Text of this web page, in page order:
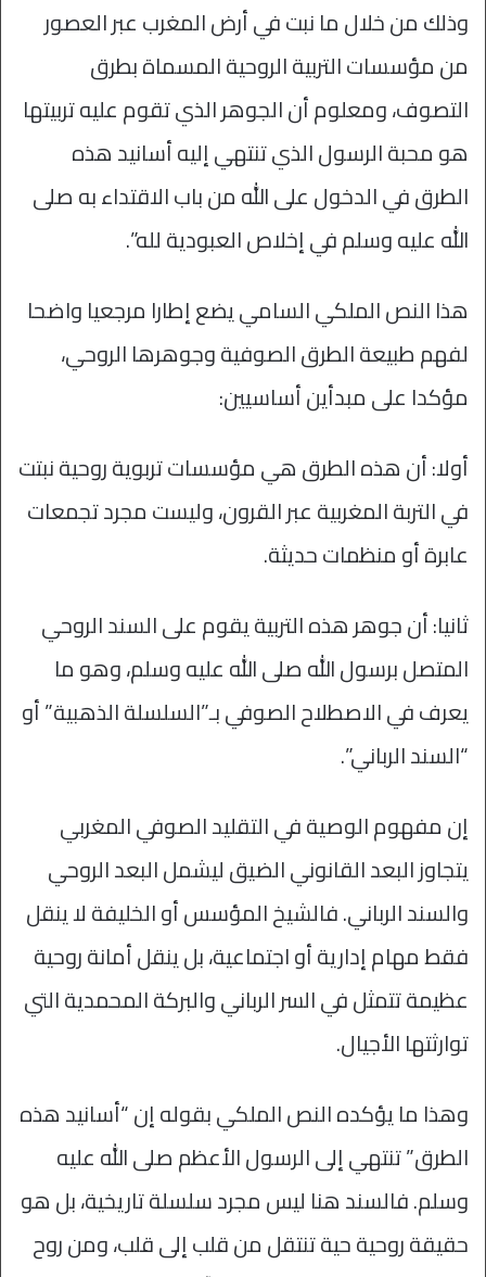
وذلك من خلال ما نبت في أرض المغرب عبر العصور
من مؤسسات التربية الروحية المسماة بطرق
التصوف، ومعلوم أن الجوهر الذي تقوم عليه تربيتها
هو محبة الرسول الذي تنتهي إليه أسانيد هذه
الطرق في الدخول على الله من باب الاقتداء به صلى
الله عليه وسلم في إخلاص العبودية لله”.
هذا النص الملكي السامي يضع إطارا مرجعيا واضحا
لفهم طبيعة الطرق الصوفية وجوهرها الروحي،
مؤكدا على مبدأين أساسيين:
أولا: أن هذه الطرق هي مؤسسات تربوية روحية نبتت
في التربة المغربية عبر القرون، وليست مجرد تجمعات
عابرة أو منظمات حديثة.
ثانيا: أن جوهر هذه التربية يقوم على السند الروحي
المتصل برسول الله صلى الله عليه وسلم، وهو ما
يعرف في الاصطلاح الصوفي بـ”السلسلة الذهبية” أو
“السند الرباني”.
إن مفهوم الوصية في التقليد الصوفي المغربي
يتجاوز البعد القانوني الضيق ليشمل البعد الروحي
والسند الرباني. فالشيخ المؤسس أو الخليفة لا ينقل
فقط مهام إدارية أو اجتماعية، بل ينقل أمانة روحية
عظيمة تتمثل في السر الرباني والبركة المحمدية التي
توارثتها الأجيال.
وهذا ما يؤكده النص الملكي بقوله إن “أسانيد هذه
الطرق” تنتهي إلى الرسول الأعظم صلى الله عليه
وسلم. فالسند هنا ليس مجرد سلسلة تاريخية، بل هو
حقيقة روحية حية تنتقل من قلب إلى قلب، ومن روح